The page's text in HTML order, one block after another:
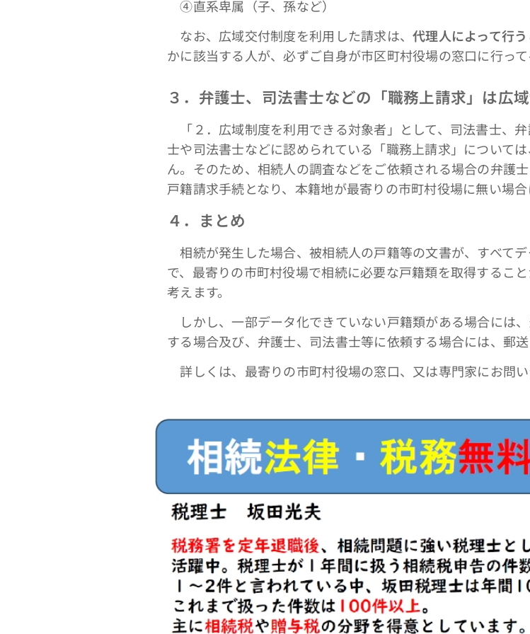
④直系卑属（子、孫など）
なお、広域交付制度を利用した請求は、代理人によって行
かに該当する人が、必ずご自身が市区町村役場の窓口に行って
３．弁護士、司法書士などの「職務上請求」は広
「２．広域制度を利用できる対象者」として、司法書士、
士や司法書士などに認められている「職務上請求」について
ん。そのため、相続人の調査などをご依頼される場合の弁護
戸籍請求手続となり、本籍地が最寄りの市町村役場に無い場合
４．まとめ
相続が発生した場合、被相続人の戸籍等の文書が、すべて
で、最寄りの市町村役場で相続に必要な戸籍類を取得するこ
考えます。
しかし、一部データ化できていない戸籍類がある場合には
する場合及び、弁護士、司法書士等に依頼する場合には、郵
詳しくは、最寄りの市町村役場の窓口、又は専門家にお問い